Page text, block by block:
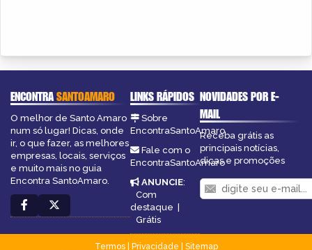
ENCONTRASANTOAMARO
O melhor de Santo Amaro
num só lugar! Dicas, onde
ir, o que fazer, as melhores
empresas, locais, serviços
e muito mais no guia
Encontra SantoAmaro.
LINKS RÁPIDOS
Sobre
EncontraSantoAmaro
Fale com o
EncontraSantoAmaro
ANUNCIE:
Com
destaque |
Grátis
NOVIDADES POR E-
MAIL
Receba grátis as
principais notícias,
dicas e promoções
Termos| Privacidade
Sitemap